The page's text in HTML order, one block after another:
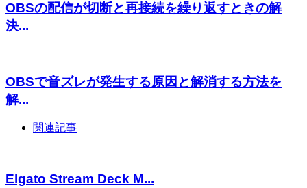
OBSの配信が切断と再接続を繰り返すときの解
決...
OBSで音ズレが発生する原因と解消する方法を
解...
関連記事
Elgato Stream Deck M...